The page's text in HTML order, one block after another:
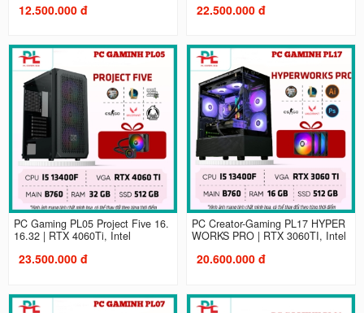
12.500.000 đ 22.500.000 đ
PC Gaming PL05 Project Five 16.
16.32 | RTX 4060Ti, Intel
23.500.000 đ
PC Creator-Gaming PL17 HYPER
WORKS PRO | RTX 3060TI, Intel
20.600.000 đ